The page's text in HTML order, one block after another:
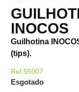
INOCOS
Guilhotina
(tips).
Ref:55007
Esgotado